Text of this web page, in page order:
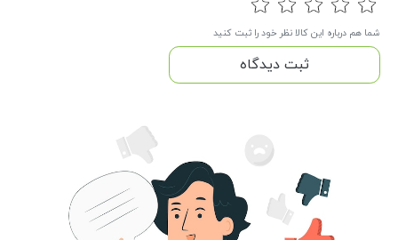
شما هم درباره این کالا نظر خود را ثبت کنید
ثبت دیدگاه